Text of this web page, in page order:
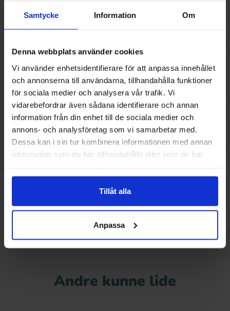
Samtycke Information Om
Denna webbplats använder cookies
Vi använder enhetsidentifierare för att anpassa innehållet
och annonserna till användarna, tillhandahålla funktioner
för sociala medier och analysera vår trafik. Vi
vidarebefordrar även sådana identifierare och annan
information från din enhet till de sociala medier och
annons- och analysföretag som vi samarbetar med.
Dessa kan i sin tur kombinera informationen med annan
information som du har tillhandahållit eller som de har
Tillåt alla
Anpassa
Bardollini Matcha Caramels 175g Swizzels
Andre kunne lide